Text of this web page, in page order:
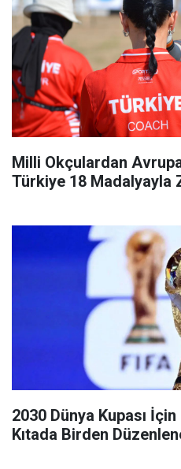
Milli Okçulardan
Türkiye 18 Madalyayla
2030 Dünya Kupası
Kıtada Birden